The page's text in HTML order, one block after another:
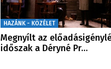
HAZÁNK - KÖZÉLET
Megnyílt az
időszak a Déryné Pr…